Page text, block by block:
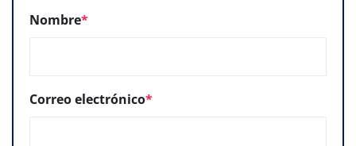
Nombre*
Correo electrónico*